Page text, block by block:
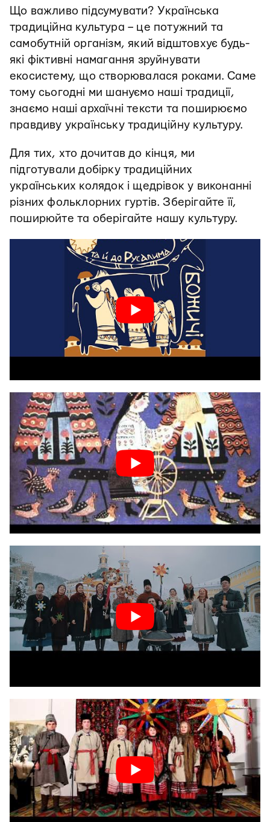
Що важливо підсумувати? Українська
традиційна культура – це потужний та
самобутній організм, який відштовхує будь-
які фіктивні намагання зруйнувати
екосистему, що створювалася роками. Саме
тому сьогодні ми шануємо наші традиції,
знаємо наші архаїчні тексти та поширюємо
правдиву українську традиційну культуру.
Для тих, хто дочитав до кінця, ми
підготували добірку традиційних
українських колядок і щедрівок у виконанні
різних фольклорних гуртів. Зберігайте її,
поширюйте та оберігайте нашу культуру.